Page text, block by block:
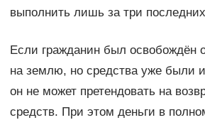
выполнить лишь за три
Если гражданин был освобождён
на землю, но средства уже были
он не может претендовать на
средств. При этом деньги в